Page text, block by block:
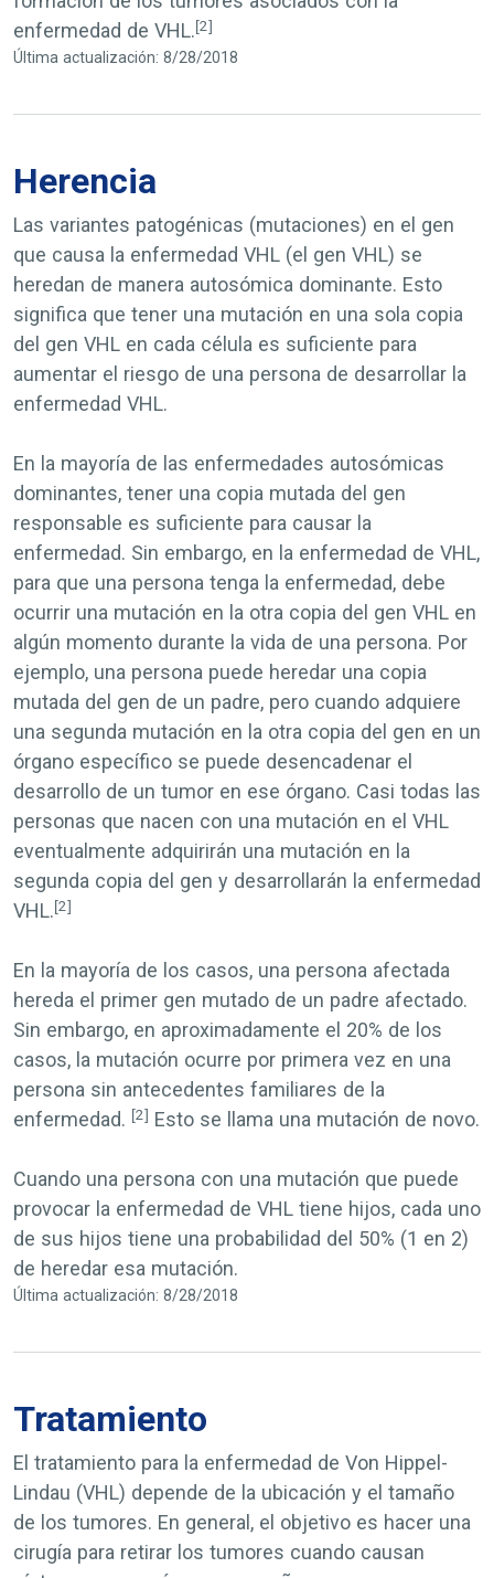
enfermedad de VHL.[2]
Última actualización: 8/28/2018
Herencia
Las variantes patogénicas (mutaciones) en el gen
que causa la enfermedad VHL (el gen VHL) se
heredan de manera autosómica dominante. Esto
significa que tener una mutación en una sola copia
del gen VHL en cada célula es suficiente para
aumentar el riesgo de una persona de desarrollar la
enfermedad VHL.
En la mayoría de las enfermedades autosómicas
dominantes, tener una copia mutada del gen
responsable es suficiente para causar la
enfermedad. Sin embargo, en la enfermedad de VHL,
para que una persona tenga la enfermedad, debe
ocurrir una mutación en la otra copia del gen VHL en
algún momento durante la vida de una persona. Por
ejemplo, una persona puede heredar una copia
mutada del gen de un padre, pero cuando adquiere
una segunda mutación en la otra copia del gen en un
órgano específico se puede desencadenar el
desarrollo de un tumor en ese órgano. Casi todas las
personas que nacen con una mutación en el VHL
eventualmente adquirirán una mutación en la
segunda copia del gen y desarrollarán la enfermedad
VHL.[2]
En la mayoría de los casos, una persona afectada
hereda el primer gen mutado de un padre afectado.
Sin embargo, en aproximadamente el 20% de los
casos, la mutación ocurre por primera vez en una
persona sin antecedentes familiares de la
enfermedad. [2] Esto se llama una mutación de novo.
Cuando una persona con una mutación que puede
provocar la enfermedad de VHL tiene hijos, cada uno
de sus hijos tiene una probabilidad del 50% (1 en 2)
de heredar esa mutación.
Última actualización: 8/28/2018
Tratamiento
El tratamiento para la enfermedad de Von Hippel-
Lindau (VHL) depende de la ubicación y el tamaño
de los tumores. En general, el objetivo es hacer una
cirugía para retirar los tumores cuando causan